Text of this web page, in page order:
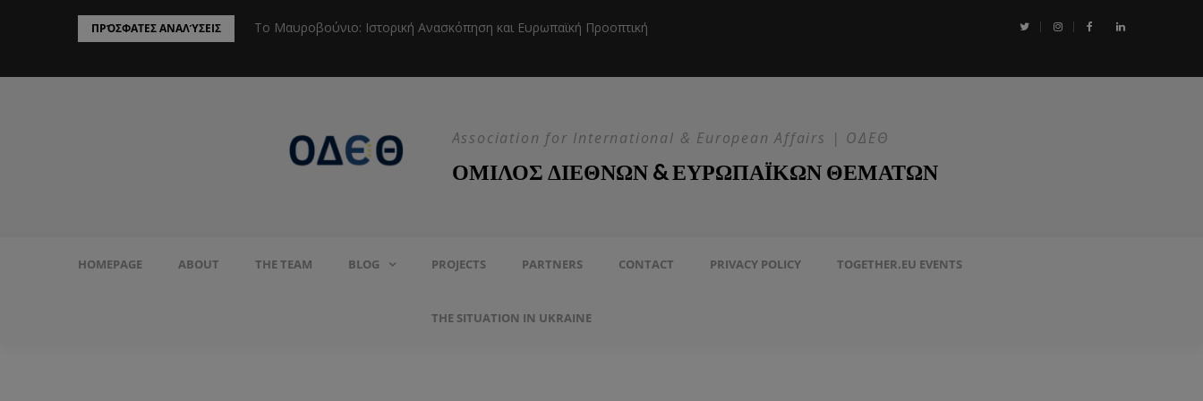
ΠΡΌΣΦΑΤΕΣ ΑΝΑΛΎΣΕΙΣ
Προστασία του Πληθυσμού από το Το Μαυροβούνιο: Ιστορική Ανασκόπηση και Ευρωπαϊκή Προοπτική Η EEAS και η Επιχείρηση ASPIDES: Η ΕΕ στην ασφάλεια της Ερυθράς
Association for International & European Affairs | ΟΔΕΘ
ΟΜΙΛΟΣ ΔΙΕΘΝΩΝ & ΕΥΡΩΠΑΪΚΩΝ ΘΕΜΑΤΩΝ
HOMEPAGE ABOUT THE TEAM BLOG PROJECTS PARTNERS CONTACT PRIVACY POLICY TOGETHER.EU EVENTS
THE SITUATION IN UKRAINE